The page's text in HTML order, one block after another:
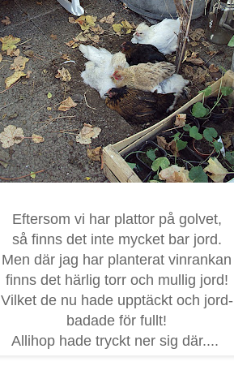
Eftersom vi har plattor på golvet,
så finns det inte mycket bar jord.
Men där jag har planterat vinrankan
finns det härlig torr och mullig jord!
Vilket de nu hade upptäckt och jord-
badade för fullt!
Allihop hade tryckt ner sig där....